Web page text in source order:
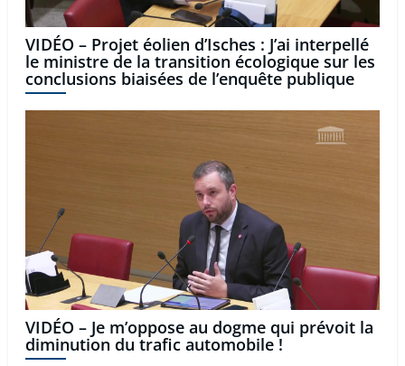
VIDÉO – Projet éolien d’Isches : J’ai interpellé
le ministre de la transition écologique sur les
conclusions biaisées de l’enquête publique
VIDÉO – Je m’oppose au dogme qui prévoit la
diminution du trafic automobile !